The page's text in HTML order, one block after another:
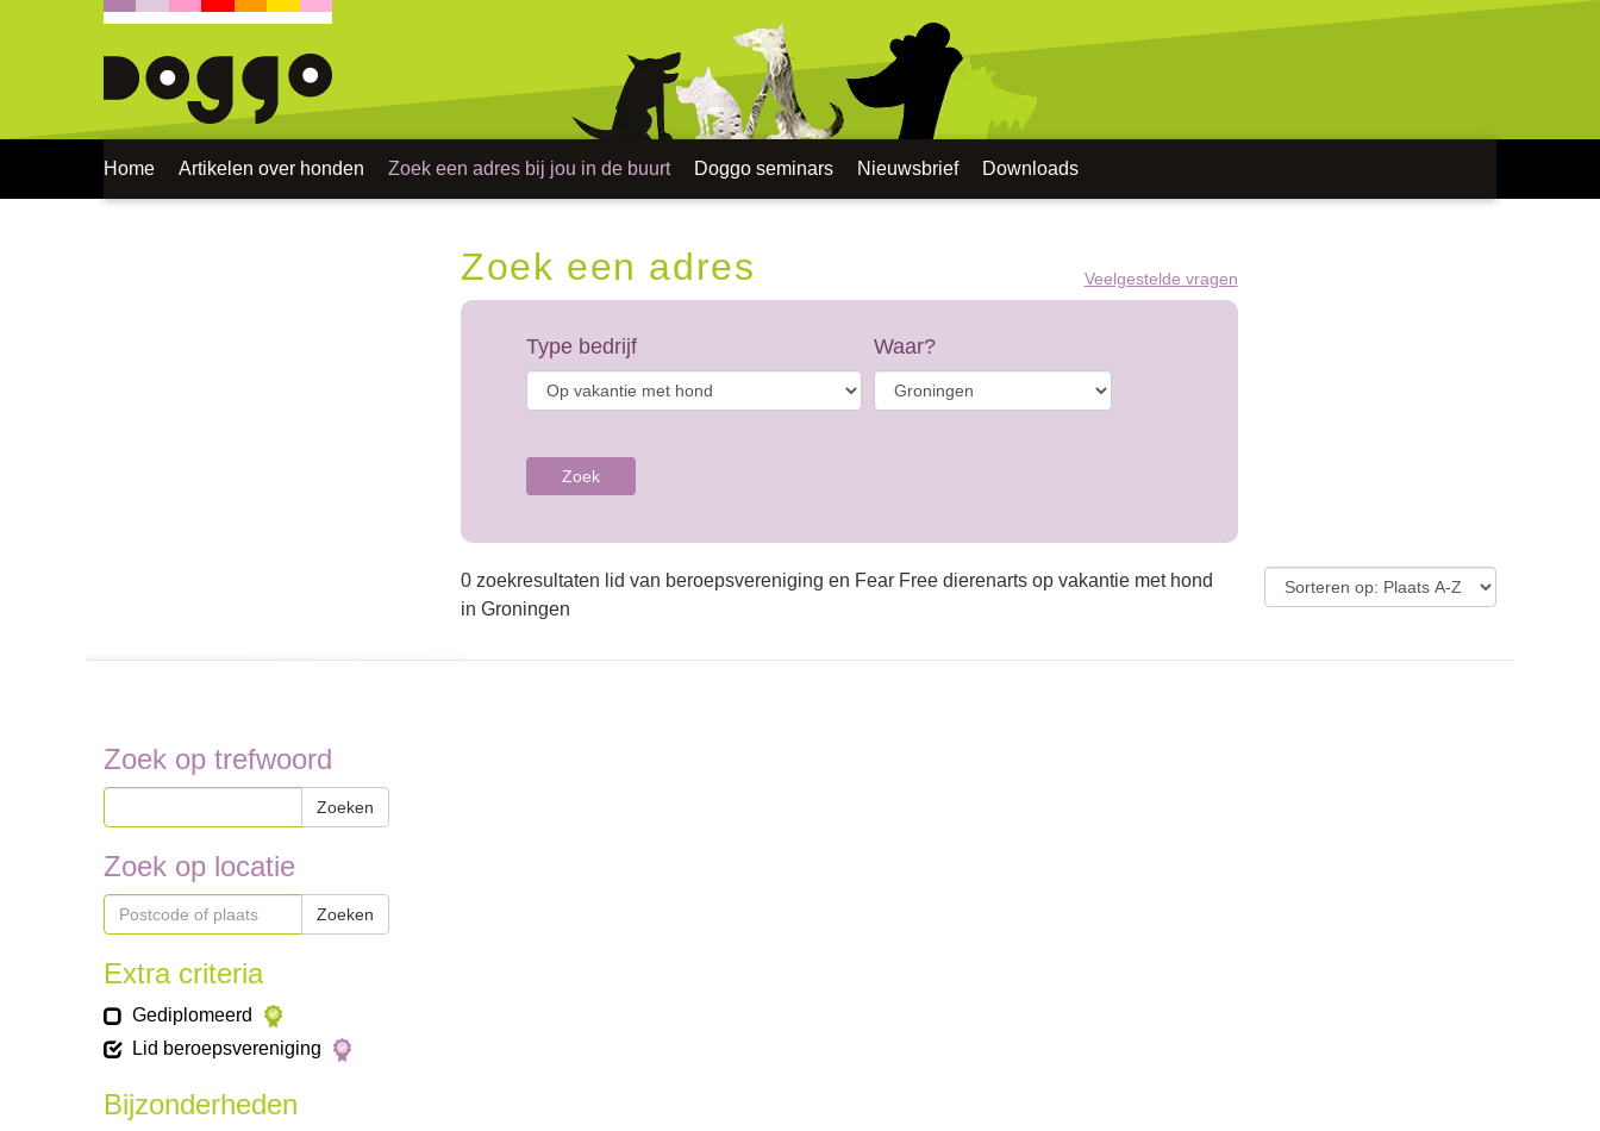
Home Artikelen over honden Zoek een adres bij jou in de buurt Doggo seminars Nieuwsbrief Downloads
Zoek een adres Veelgestelde vragen
Type bedrijf Waar?
Zoek
0 zoekresultaten lid van beroepsvereniging en Fear Free dierenarts op vakantie met hond
in Groningen
Zoek op trefwoord
Zoeken
Zoek op locatie
Zoeken
Extra criteria
Gediplomeerd
Lid beroepsvereniging
Bijzonderheden